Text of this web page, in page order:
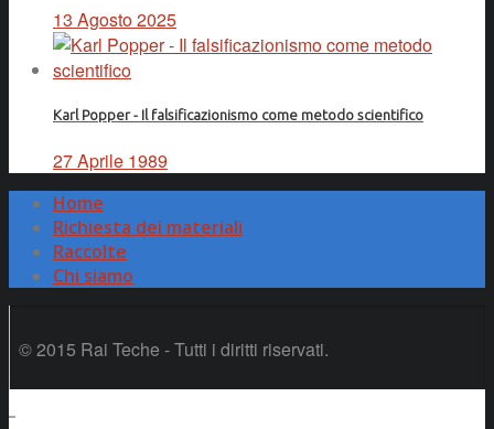
13 Agosto 2025
Karl Popper - Il falsificazionismo come metodo scientifico
27 Aprile 1989
Home
Richiesta dei materiali
Raccolte
Chi siamo
© 2015 Rai Teche - Tutti i diritti riservati.